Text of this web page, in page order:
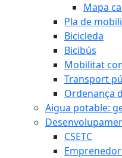
Mapa
Pla de
Bicicleda
Bicibús
Mobilitat
Transport
Ordenança
Aigua potable:
CSETC